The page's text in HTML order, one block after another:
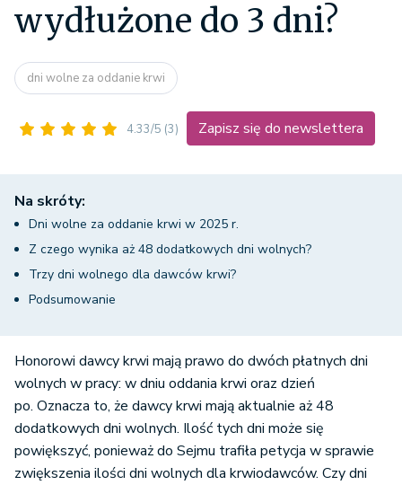
wydłużone do 3 dni?
dni wolne za oddanie krwi
4.33/5 (3) Zapisz się do newslettera
Na skróty:
Dni wolne za oddanie krwi w 2025 r.
Z czego wynika aż 48 dodatkowych dni wolnych?
Trzy dni wolnego dla dawców krwi?
Podsumowanie
Honorowi dawcy krwi mają prawo do dwóch płatnych dni
wolnych w pracy: w dniu oddania krwi oraz dzień
po. Oznacza to, że dawcy krwi mają aktualnie aż 48
dodatkowych dni wolnych. Ilość tych dni może się
powiększyć, ponieważ do Sejmu trafiła petycja w sprawie
zwiększenia ilości dni wolnych dla krwiodawców. Czy dni